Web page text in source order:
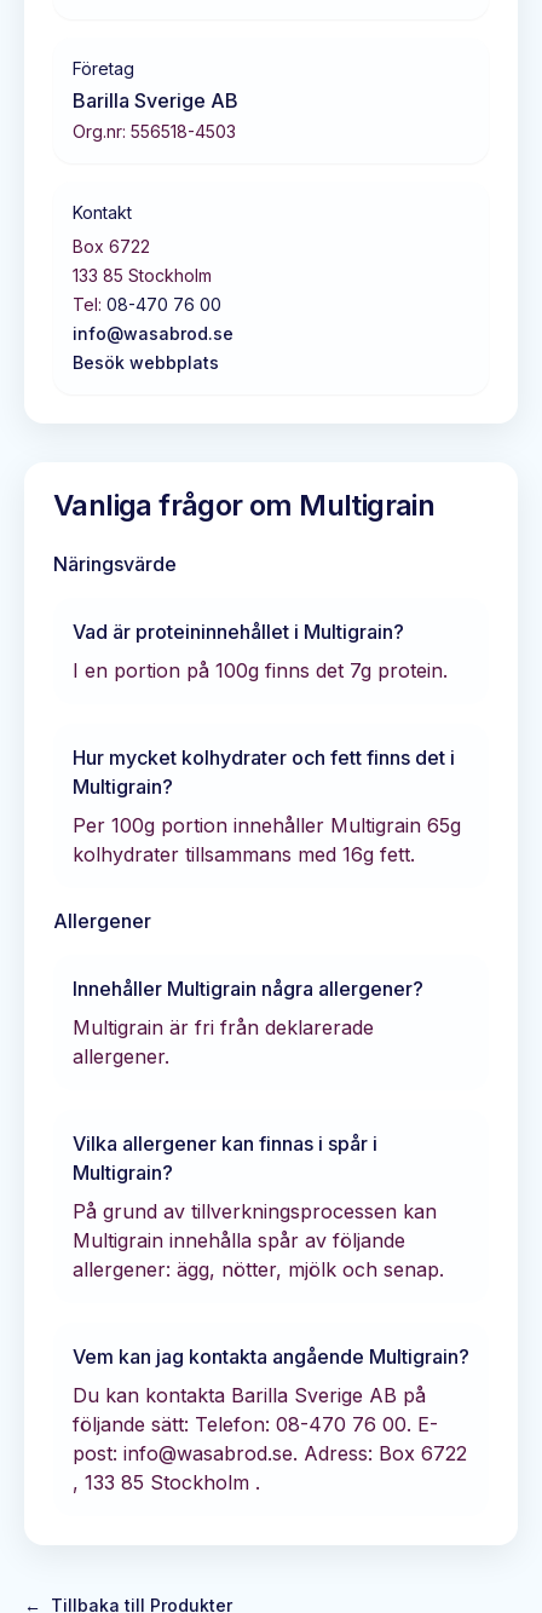
Företag
Barilla Sverige AB
Org.nr: 556518-4503
Kontakt
Box 6722
133 85 Stockholm
Tel: 08-470 76 00
info@wasabrod.se
Besök webbplats
Vanliga frågor om Multigrain
Näringsvärde
Vad är proteininnehållet i Multigrain?
I en portion på 100g finns det 7g protein.
Hur mycket kolhydrater och fett finns det i
Multigrain?
Per 100g portion innehåller Multigrain 65g
kolhydrater tillsammans med 16g fett.
Allergener
Innehåller Multigrain några allergener?
Multigrain är fri från deklarerade
allergener.
Vilka allergener kan finnas i spår i
Multigrain?
På grund av tillverkningsprocessen kan
Multigrain innehålla spår av följande
allergener: ägg, nötter, mjölk och senap.
Vem kan jag kontakta angående Multigrain?
Du kan kontakta Barilla Sverige AB på
följande sätt: Telefon: 08-470 76 00. E-
post: info@wasabrod.se. Adress: Box 6722
, 133 85 Stockholm .
← Tillbaka till Produkter